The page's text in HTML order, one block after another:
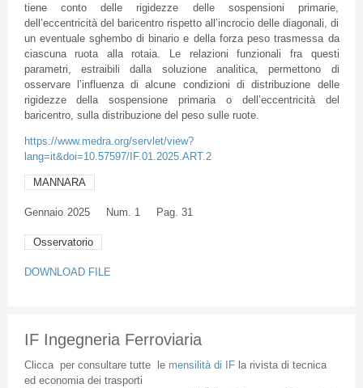
tiene conto delle rigidezze delle sospensioni primarie,
dell’eccentricità del baricentro rispetto all’incrocio delle diagonali, di
un eventuale sghembo di binario e della forza peso trasmessa da
ciascuna ruota alla rotaia. Le relazioni funzionali fra questi
parametri, estraibili dalla soluzione analitica, permettono di
osservare l’influenza di alcune condizioni di distribuzione delle
rigidezze della sospensione primaria o dell’eccentricità del
baricentro, sulla distribuzione del peso sulle ruote.
https://www.medra.org/servlet/view?
lang=it&doi=10.57597/IF.01.2025.ART.2
MANNARA
Gennaio 2025 Num. 1 Pag. 31
Osservatorio
DOWNLOAD FILE
IF Ingegneria Ferroviaria
Cliccaper consultare tuttele mensilità di IFla rivista di tecnica
ed economia dei trasporti